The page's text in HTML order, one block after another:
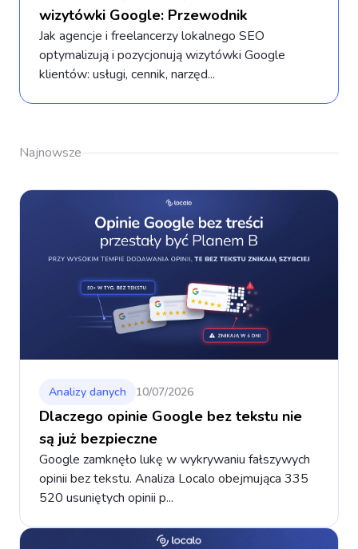
wizytówki Google: Przewodnik
Jak agencje i freelancerzy lokalnego SEO
optymalizują i pozycjonują wizytówki Google
klientów: usługi, cennik, narzęd...
Najnowsze
Analizy danych 10/07/2026
Dlaczego opinie Google bez tekstu nie
są już bezpieczne
Google zamknęło lukę w wykrywaniu fałszywych
opinii bez tekstu. Analiza Localo obejmująca 335
520 usuniętych opinii p...